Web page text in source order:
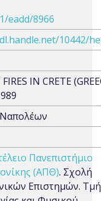
eadd/8966
10442/
FIRES IN CRETE
Πανεπιστήμιο
(ΑΠΘ). Σχολή
Επιστημών.